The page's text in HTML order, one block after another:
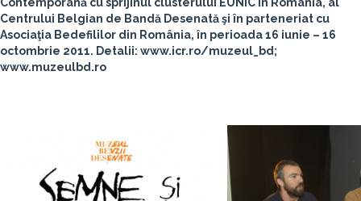
Centrului Belgian de Bandă Desenată şi în parteneriat cu
Asociaţia Bedefililor din România, în perioada 16 iunie – 16
octombrie 2011. Detalii: www.icr.ro/muzeul_bd;
www.muzeulbd.ro